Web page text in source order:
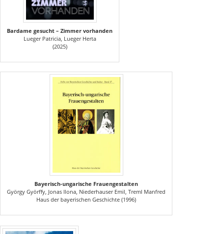
Bardame gesucht – Zimmer vorhanden
Lueger Patricia, Lueger Herta
(2025)
Bayerisch-ungarische Frauengestalten
György Györffy, Jonas Ilona, Niederhauser Emil, Treml Manfred
Haus der bayerischen Geschichte (1996)